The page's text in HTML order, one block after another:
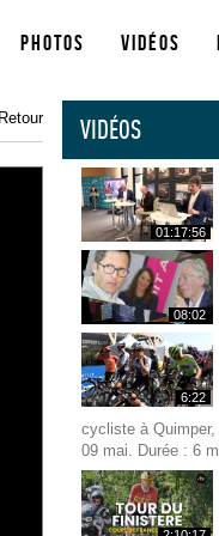
Photos Vidéos
VIDÉOS
01:17:56
08:02
6:22
cycliste à
09 mai. Durée : 6